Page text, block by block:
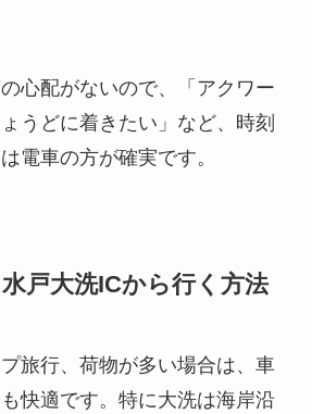
心配がないので、「アクワー
うどに着きたい」など、時刻
電車の方が確実です。
水戸大洗ICから行く方法
旅行、荷物が多い場合は、車
快適です。特に大洗は海岸沿